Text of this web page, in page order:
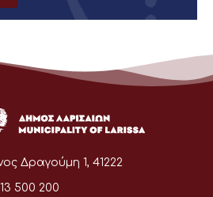
Δραγούμη 1, 41222
500 200